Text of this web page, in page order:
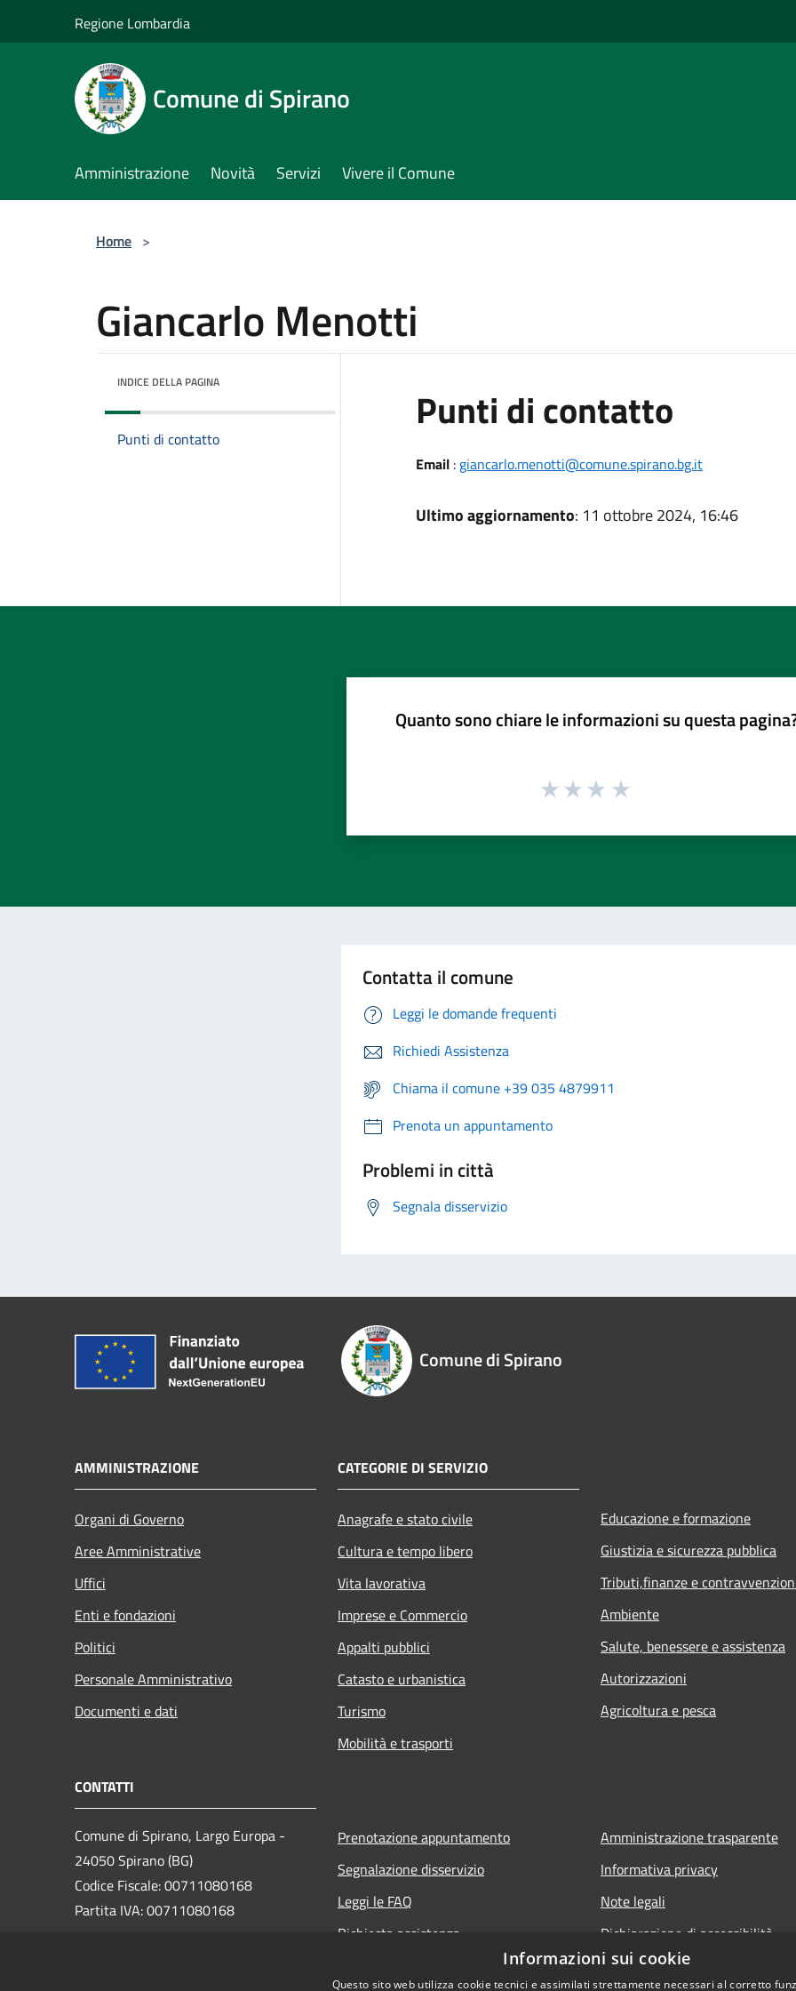
Regione Lombardia
Comune di Spirano
Amministrazione Novità Servizi Vivere il Comune
Home >
Giancarlo Menotti
INDICE DELLA PAGINA
Punti di contatto
Punti di contatto
Email: giancarlo.menotti@comune.spirano.bg.it
Ultimo aggiornamento: 11 ottobre 2024, 16:46
Quanto sono chiare le informazioni su questa
Contatta il comune
Leggi le domande frequenti
Richiedi Assistenza
Chiama il comune +39 035 4879911
Prenota un appuntamento
Problemi in città
Segnala disservizio
Comune di Spirano
AMMINISTRAZIONE
Organi di Governo
Aree Amministrative
Uffici
Enti e fondazioni
Politici
Personale Amministrativo
Documenti e dati
CATEGORIE DI SERVIZIO
Anagrafe e stato civile
Cultura e tempo libero
Vita lavorativa
Imprese e Commercio
Appalti pubblici
Catasto e urbanistica
Turismo
Mobilità e trasporti
Educazione e formazione
Giustizia e sicurezza pubblica
Tributi,finanze e
Ambiente
Salute, benessere e assistenza
Autorizzazioni
Agricoltura e pesca
CONTATTI
Comune di Spirano, Largo Europa -
24050 Spirano (BG)
Codice Fiscale: 00711080168
Partita IVA: 00711080168
Prenotazione appuntamento
Segnalazione disservizio
Leggi le FAQ
Richiesta assistenza
Amministrazione trasparente
Informativa privacy
Note legali
Dichiarazione di accessibilità
Obiettivi di accessibilità
Informazioni sui cookie
Questo sito web utilizza cookie tecnici e assimilati strettamente necessari al corretto